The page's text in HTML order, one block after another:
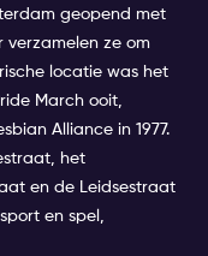
geopend met
verzamelen ze om
locatie was het
March ooit,
Alliance in 1977.
het
en de Leidsestraat
en spel,